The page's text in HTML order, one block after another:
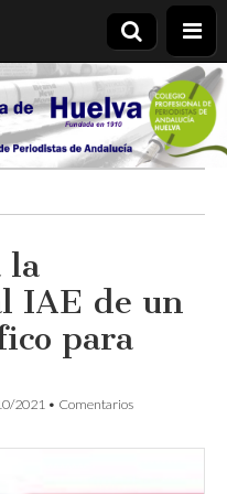
la
IAE de un
para
2021 • Comentarios